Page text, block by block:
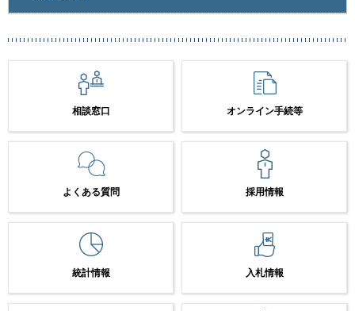
相談窓口 オンライン手続等
よくある質問 採用情報
統計情報 入札情報